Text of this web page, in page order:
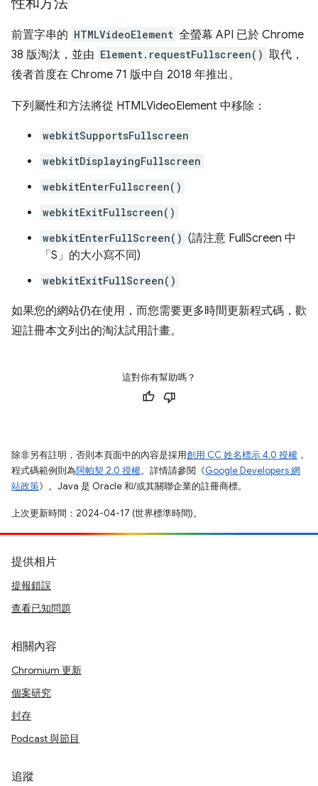
前置字串的 HTMLVideoElement 全螢幕 API 已於 Chrome
38 版淘汰，並由 Element.requestFullscreen() 取代，
後者首度在 Chrome 71 版中自 2018 年推出。
下列屬性和方法將從 HTMLVideoElement 中移除：
webkitSupportsFullscreen
webkitDisplayingFullscreen
webkitEnterFullscreen()
webkitExitFullscreen()
webkitEnterFullScreen() (請注意 FullScreen 中
「S」的大小寫不同)
webkitExitFullScreen()
如果您的網站仍在使用，而您需要更多時間更新程式碼，歡
迎註冊本文列出的淘汰試用計畫。
這對你有幫助嗎？
除非另有註明，否則本頁面中的內容是採用創用 CC 姓名標示 4.0 授權 ，
程式碼範例則為阿帕契 2.0 授權。詳情請參閱《Google Developers 網
站政策》。Java 是 Oracle 和/或其關聯企業的註冊商標。
上次更新時間：2024-04-17 (世界標準時間)。
提供相片
提報錯誤
查看已知問題
相關內容
Chromium 更新
個案研究
封存
Podcast 與節目
追蹤